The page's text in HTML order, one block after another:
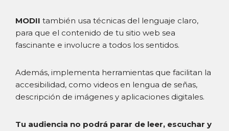
MODII también usa técnicas del lenguaje claro,
para que el contenido de tu sitio web sea
fascinante e involucre a todos los sentidos.
Además, implementa herramientas que facilitan la
accesibilidad, como videos en lengua de señas,
descripción de imágenes y aplicaciones digitales.
Tu audiencia no podrá parar de leer, escuchar y